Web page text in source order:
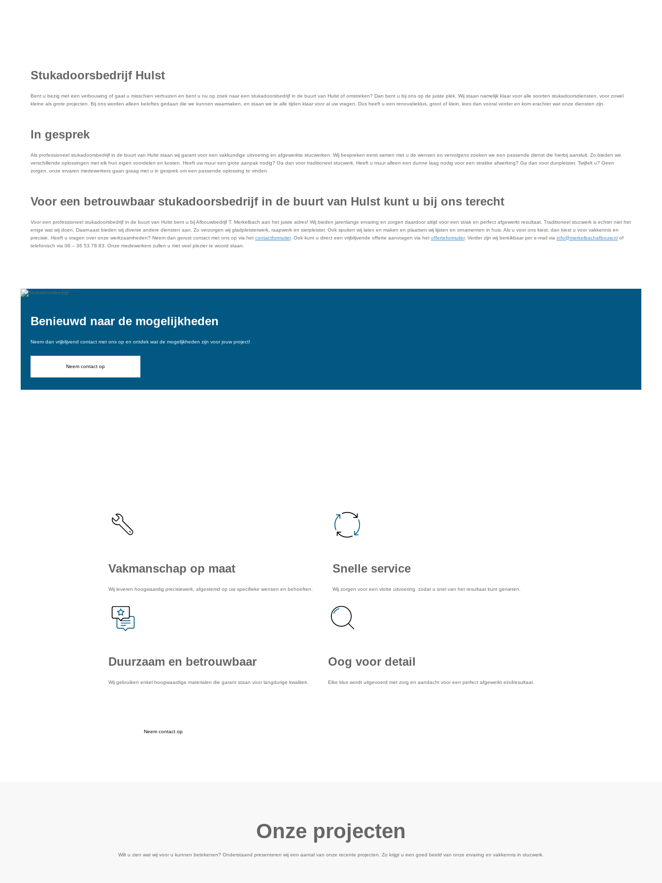
Stukadoorsbedrijf Hulst
Bent u bezig met een verbouwing of gaat u misschien verhuizen en bent u nu op zoek naar een stukadoorsbedrijf in de buurt van Hulst of omstreken? Dan bent u bij ons op de juiste plek. Wij staan namelijk klaar voor alle soorten stukadoorsdiensten, voor zowel
kleine als grote projecten. Bij ons worden alleen beloftes gedaan die we kunnen waarmaken, en staan we te alle tijden klaar voor al uw vragen. Dus heeft u een renovatieklus, groot of klein, lees dan vooral verder en kom erachter wat onze diensten zijn.
In gesprek
Als professioneel stukadoorsbedrijf in de buurt van Hulst staan wij garant voor een vakkundige uitvoering en afgewerkte stucwerken. Wij bespreken eerst samen met u de wensen en vervolgens zoeken we een passende dienst die hierbij aansluit. Zo bieden we
verschillende oplossingen met elk hun eigen voordelen en kosten. Heeft uw muur een grote aanpak nodig? Ga dan voor traditioneel stucwerk. Heeft u muur alleen een dunne laag nodig voor een strakke afwerking? Ga dan voor dunpleister. Twijfelt u? Geen
zorgen, onze ervaren medewerkers gaan graag met u in gesprek om een passende oplossing te vinden.
Voor een betrouwbaar stukadoorsbedrijf in de buurt van Hulst kunt u bij ons terecht
Voor een professioneel stukadoorsbedrijf in de buurt van Hulst bent u bij Afbouwbedrijf T. Merkelbach aan het juiste adres! Wij bieden jarenlange ervaring en zorgen daardoor altijd voor een strak en perfect afgewerkt resultaat. Traditioneel stucwerk is echter niet het
enige wat wij doen. Daarnaast bieden wij diverse andere diensten aan. Zo verzorgen wij gladpleisterwerk, raapwerk en sierpleister. Ook spuiten wij latex en maken en plaatsen wij lijsten en ornamenten in huis. Als u voor ons kiest, dan kiest u voor vakkennis en
precisie. Heeft u vragen over onze werkzaamheden? Neem dan gerust contact met ons op via het contactformulier. Ook kunt u direct een vrijblijvende offerte aanvragen via het offerteformulier. Verder zijn wij bereikbaar per e-mail via info@merkelbachafbouw.nl of
telefonisch via 06 – 36 53 78 83. Onze medewerkers zullen u met veel plezier te woord staan.
Benieuwd naar de mogelijkheden
Neem dan vrijblijvend contact met ons op en ontdek wat de mogelijkheden zijn voor jouw project!
Neem contact op
Vakmanschap op maat
Wij leveren hoogwaardig precisiewerk, afgestemd op uw specifieke wensen en behoeften.
Snelle service
Wij zorgen voor een vlotte uitvoering, zodat u snel van het resultaat kunt genieten.
Duurzaam en betrouwbaar
Wij gebruiken enkel hoogwaardige materialen die garant staan voor langdurige kwaliteit.
Oog voor detail
Elke klus wordt uitgevoerd met zorg en aandacht voor een perfect afgewerkt eindresultaat.
Neem contact op
Onze projecten
Wilt u zien wat wij voor u kunnen betekenen? Onderstaand presenteren wij een aantal van onze recente projecten. Zo krijgt u een goed beeld van onze ervaring en vakkennis in stucwerk.